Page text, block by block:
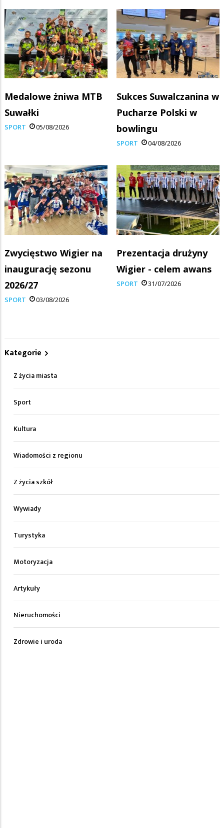
Medalowe żniwa MTB
Suwałki
SPORT 05/08/2026
Sukces Suwalczanina w
Pucharze Polski w
bowlingu
SPORT 04/08/2026
Zwycięstwo Wigier na
inaugurację sezonu
2026/27
SPORT 03/08/2026
Prezentacja drużyny
Wigier - celem awans
SPORT 31/07/2026
Kategorie
Z życia miasta
Sport
Kultura
Wiadomości z regionu
Z życia szkół
Wywiady
Turystyka
Motoryzacja
Artykuły
Nieruchomości
Zdrowie i uroda